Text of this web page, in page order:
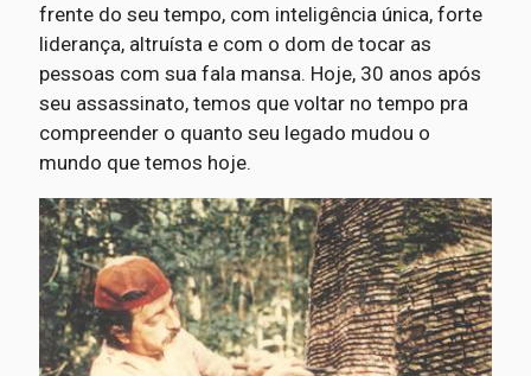
frente do seu tempo, com inteligência única, forte
liderança, altruísta e com o dom de tocar as
pessoas com sua fala mansa. Hoje, 30 anos após
seu assassinato, temos que voltar no tempo pra
compreender o quanto seu legado mudou o
mundo que temos hoje.